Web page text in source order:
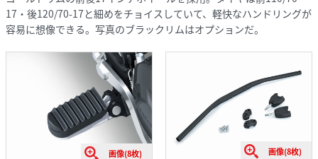
17・後120/70-17と細めをチョイスしていて、軽快なハンドリングが
容易に想像できる。写真のブラックリムはオプションだ。
画像(8枚) 画像(8枚)